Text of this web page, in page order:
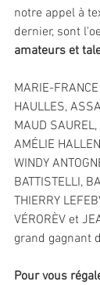
notre appel à
dernier, sont
amateurs et
MARIE-
HAULLES,
MAUD
AMÉLIE
WINDY
BATTISTELLI,
THIERRY
VÉRORÈV et
grand gagnant
Pour vous